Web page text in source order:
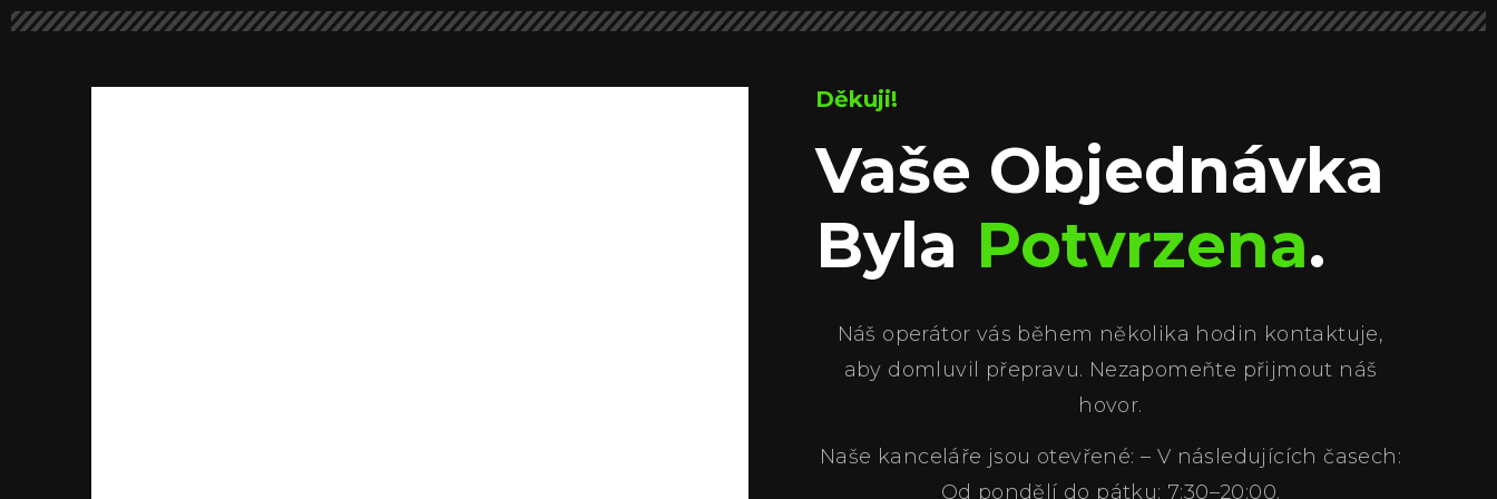
Děkuji!
Vaše Objednávka
Byla Potvrzena.
Náš operátor vás během několika hodin kontaktuje,
aby domluvil přepravu. Nezapomeňte přijmout náš
hovor.
Naše kanceláře jsou otevřené: – V následujících časech:
Od pondělí do pátku: 7:30–20:00.